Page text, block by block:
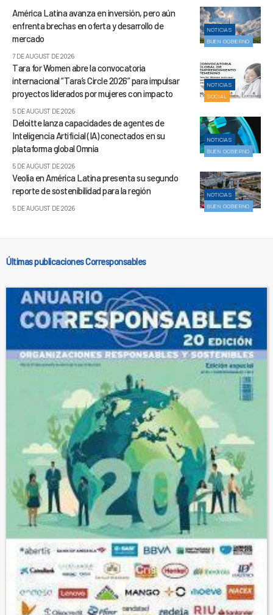
NOTICIAS
BUEN GOBIERNO
América Latina avanza en inversión, pero aún
enfrenta brechas en oferta y desarrollo de
mercado
7 DE AUGUST DE 2026
NOTICIAS
SOCIAL
Tara for Women abre la convocatoria
internacional “Tara’s Circle 2026” para impulsar
proyectos liderados por mujeres con impacto
5 DE AUGUST DE 2026
NOTICIAS
BUEN GOBIERNO
Deloitte lanza capacidades de agentes de
Inteligencia Artificial (IA) conectados en su
plataforma global Omnia
5 DE AUGUST DE 2026
NOTICIAS
BUEN GOBIERNO
Veolia en América Latina presenta su segundo
reporte de sostenibilidad para la región
5 DE AUGUST DE 2026
Últimas publicaciones Corresponsables